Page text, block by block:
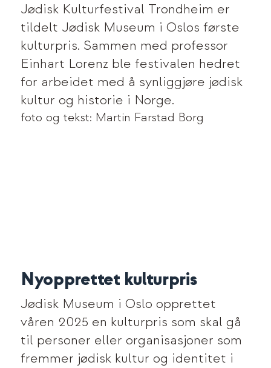
Jødisk Kulturfestival Trondheim er
tildelt Jødisk Museum i Oslos første
kulturpris. Sammen med professor
Einhart Lorenz ble festivalen hedret
for arbeidet med å synliggjøre jødisk
kultur og historie i Norge.
foto og tekst: Martin Farstad Borg
Nyopprettet kulturpris
Jødisk Museum i Oslo opprettet
våren 2025 en kulturpris som skal gå
til personer eller organisasjoner som
fremmer jødisk kultur og identitet i